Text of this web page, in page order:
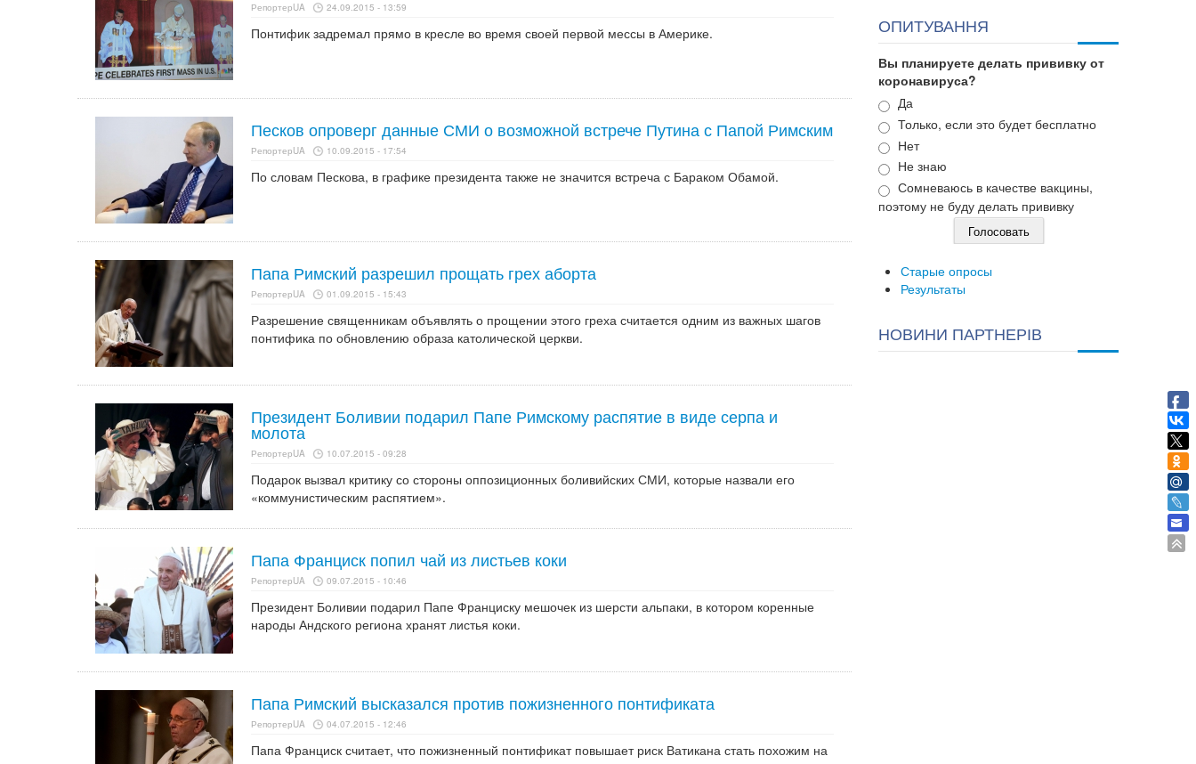
РепортерUA 24.09.2015 - 13:59
Понтифик задремал прямо в кресле во время своей первой мессы в Америке.
Песков опроверг данные СМИ о возможной встрече Путина с Папой Римским
РепортерUA 10.09.2015 - 17:54
По словам Пескова, в графике президента также не значится встреча с Бараком Обамой.
Папа Римский разрешил прощать грех аборта
РепортерUA 01.09.2015 - 15:43
Разрешение священникам объявлять о прощении этого греха считается одним из важных шагов
понтифика по обновлению образа католической церкви.
Президент Боливии подарил Папе Римскому распятие в виде серпа и
молота
РепортерUA 10.07.2015 - 09:28
Подарок вызвал критику со стороны оппозиционных боливийских СМИ, которые назвали его
«коммунистическим распятием».
Папа Франциск попил чай из листьев коки
РепортерUA 09.07.2015 - 10:46
Президент Боливии подарил Папе Франциску мешочек из шерсти альпаки, в котором коренные
народы Андского региона хранят листья коки.
Папа Римский высказался против пожизненного понтификата
РепортерUA 04.07.2015 - 12:46
Папа Франциск считает, что пожизненный понтификат повышает риск Ватикана стать похожим на
ОПИТУВАННЯ
Вы планируете делать прививку от
коронавируса?
Варианты
Да
Только, если это будет бесплатно
Нет
Не знаю
Сомневаюсь в качестве вакцины,
поэтому не буду делать прививку
Старые опросы
Результаты
НОВИНИ ПАРТНЕРІВ